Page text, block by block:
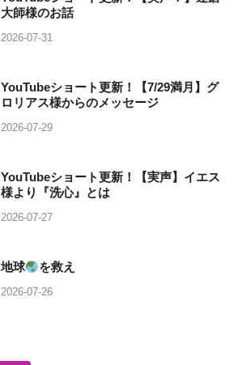
大師様のお話
2026-07-31
YouTubeショート更新！【7/29満月】グ
ロリアス様からのメッセージ
2026-07-29
YouTubeショート更新！【実声】イエス
様より『洗心』とは
2026-07-27
地球 を救え
2026-07-26